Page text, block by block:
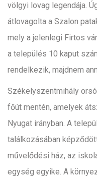
völgyi lovag legendája.
átlovagolta a Szalon
mely a jelenlegi Firtos
a település 10 kaput
rendelkezik, majdnem
Székelyszentmihály
főút mentén, amelyek
Nyugat irányban. A
találkozásában
művelődési ház, az
egység egyike. A